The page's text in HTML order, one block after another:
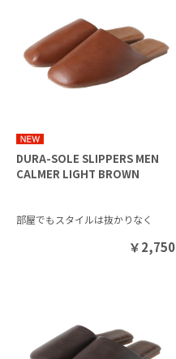
DURA-SOLE SLIPPERS MEN
CALMER LIGHT BROWN
部屋でもスタイルは抜かりなく
￥2,750